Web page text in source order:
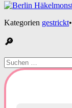
Kategorien gestrickt•
🔎
Suchen
nach: